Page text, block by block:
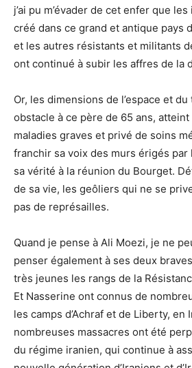
j’ai pu m’évader de cet enfer que
créé dans ce grand et antique pays
et les autres résistants et militants
ont continué à subir les affres de la
Or, les dimensions de l’espace et du
obstacle à ce père de 65 ans,
maladies graves et privé de soins
franchir sa voix des murs érigés
sa vérité à la réunion du Bourget.
de sa vie, les geôliers qui ne se
pas de représailles.
Quand je pense à Ali Moezi, je ne
penser également à ses deux
très jeunes les rangs de la
Et Nasserine ont connus de
les camps d’Achraf et de Liberty, en
nombreuses massacres ont été
du régime iranien, qui continue à